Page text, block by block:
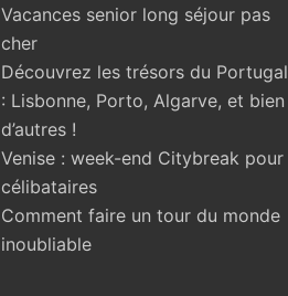
Vacances senior long séjour pas
cher
Découvrez les trésors du Portugal
: Lisbonne, Porto, Algarve, et bien
d’autres !
Venise : week-end Citybreak pour
célibataires
Comment faire un tour du monde
inoubliable